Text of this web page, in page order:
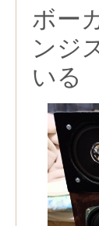
ボー
ンジ
いる